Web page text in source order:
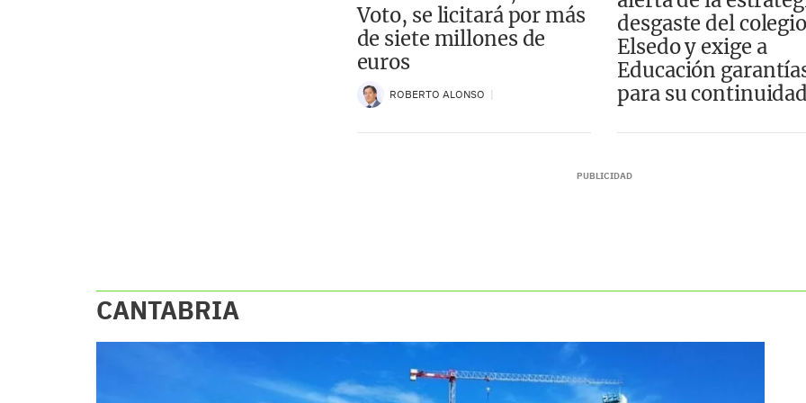
Voto, se licitará por más
de siete millones de
euros
ROBERTO ALONSO
desgaste del colegio
Elsedo y exige a
Educación
para su continuidad
CANTABRIA